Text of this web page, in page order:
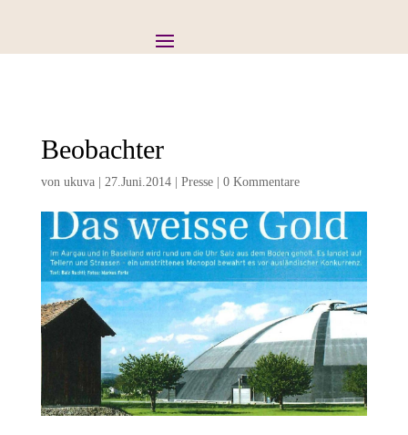
Beobachter
von ukuva| 27.Juni.2014| Presse| 0 Kommentare